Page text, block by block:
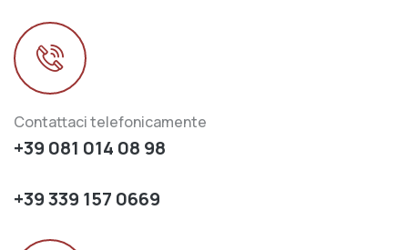
Contattaci telefonicamente
+39 081 014 08 98
+39 339 157 0669